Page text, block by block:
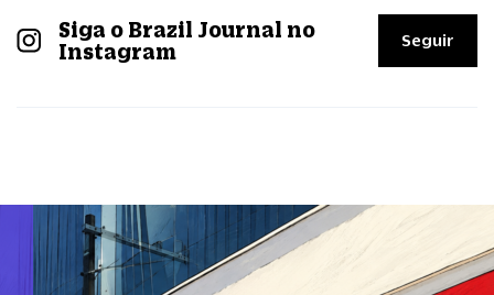
Siga o Brazil Journal no
Instagram
Seguir